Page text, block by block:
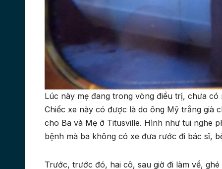
Lúc này mẹ đang trong vòng điều trị, chưa có
Chiếc xe này có được là do ông Mỹ trắng già
cho Ba và Mẹ ở Titusville. Hình như tui nghe
bệnh mà ba không có xe đưa rước đi bác sĩ,
Trước, trước đó, hai cô, sau giờ đi làm về,